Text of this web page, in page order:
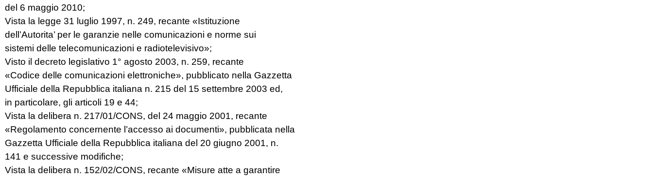
del 6 maggio 2010;
Vista la legge 31 luglio 1997, n. 249, recante «Istituzione
dell’Autorita’ per le garanzie nelle comunicazioni e norme sui
sistemi delle telecomunicazioni e radiotelevisivo»;
Visto il decreto legislativo 1° agosto 2003, n. 259, recante
«Codice delle comunicazioni elettroniche», pubblicato nella Gazzetta
Ufficiale della Repubblica italiana n. 215 del 15 settembre 2003 ed,
in particolare, gli articoli 19 e 44;
Vista la delibera n. 217/01/CONS, del 24 maggio 2001, recante
«Regolamento concernente l’accesso ai documenti», pubblicata nella
Gazzetta Ufficiale della Repubblica italiana del 20 giugno 2001, n.
141 e successive modifiche;
Vista la delibera n. 152/02/CONS, recante «Misure atte a garantire